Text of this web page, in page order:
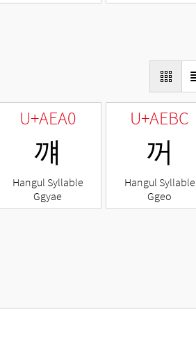
U+AEA0
꺠
Hangul Syllable
Ggyae
U+AEBC
꺼
Hangul Syllable
Ggeo